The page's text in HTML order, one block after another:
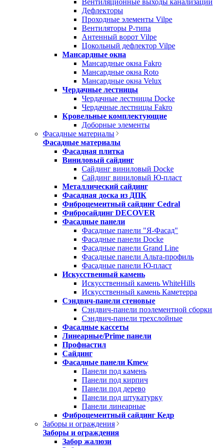
Вентиляционные выходы канализации
Дефлекторы
Проходные элементы Vilpe
Вентиляторы P-типа
Антенный ворот Vilpe
Цокольный дефлектор Vilpe
Мансардные окна
Мансардные окна Fakro
Мансардные окна Roto
Мансардные окна Velux
Чердачные лестницы
Чердачные лестницы Docke
Чердачные лестницы Fakro
Кровельные комплектующие
Доборные элементы
Фасадные материалы
Фасадные материалы
Фасадная плитка
Виниловый сайдинг
Сайдинг виниловый Docke
Сайдинг виниловый Ю-пласт
Металлический сайдинг
Фасадная доска из ДПК
Фиброцементный сайдинг Cedral
Фибросайдинг DECOVER
Фасадные панели
Фасадные панели "Я-Фасад"
Фасадные панели Docke
Фасадные панели Grand Line
Фасадные панели Альта-профиль
Фасадные панели Ю-пласт
Искусственный камень
Искусственный камень WhiteHills
Искусственный камень Каметерра
Сэндвич-панели стеновые
Сэндвич-панели поэлементной сборки
Сэндвич-панели трехслойные
Фасадные кассеты
Линеарные/Prime панели
Профнастил
Сайдинг
Фасадные панели Kmew
Панели под камень
Панели под кирпич
Панели под дерево
Панели под штукатурку
Панели линеарные
Фиброцементный сайдинг Кедр
Заборы и ограждения
Заборы и ограждения
Забор жалюзи